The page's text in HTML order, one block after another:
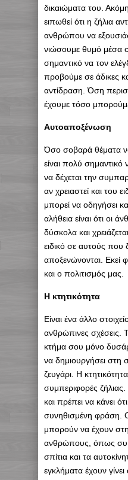
δικαιώματα του.
ειπωθεί ότι η ζήλια
ανθρώπου να
νιώσουμε θυμό μέσα
σημαντικό να τον
προβούμε σε άδικες
αντίδραση. Όση
έχουμε τόσο
Αυτοαποξένωση
Όσο σοβαρά θέματα
είναι πολύ σημαντικό
να δέχεται την
αν χρειαστεί και του
μπορεί να οδηγήσει
αλήθεια είναι ότι οι
δύσκολα και
ειδικό σε αυτούς που
αποξενώνονται. Εκεί
και ο πολιτισμός μας.
Η κτητικότητα
Είναι ένα άλλο
ανθρώπινες σχέσεις.
κτήμα σου μόνο
να δημιουργήσει στη
ζευγάρι. Η
συμπεριφορές
και πρέπει να κάνει
συνηθισμένη φράση.
μπορούν να έχουν
ανθρώπους, όπως
σπίτια και τα
εγκλήματα έχουν